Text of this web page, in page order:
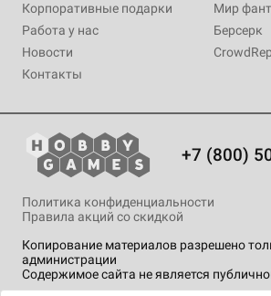
Корпоративные подарки
Работа у нас
Новости
Контакты
Мир
Берсерк
+7 (800)
Копирование материалов разрешено
администрации
Содержимое сайта не является
Политика конфиденциальности
Правила акций со скидкой